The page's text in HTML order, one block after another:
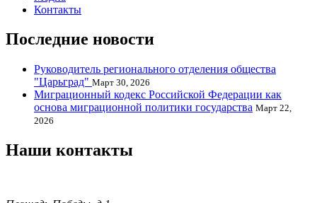
Контакты
Последние новости
Руководитель регионального отделения общества
"Царьград" Март 30, 2026
Миграционный кодекс Российской Федерации как
основа миграционной политики государства Март 22,
2026
Наши контакты